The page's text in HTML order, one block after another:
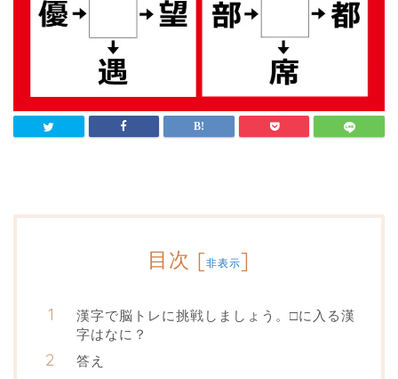
目次 [非表示]
漢字で脳トレに挑戦しましょう。□に入る漢
字はなに？
答え